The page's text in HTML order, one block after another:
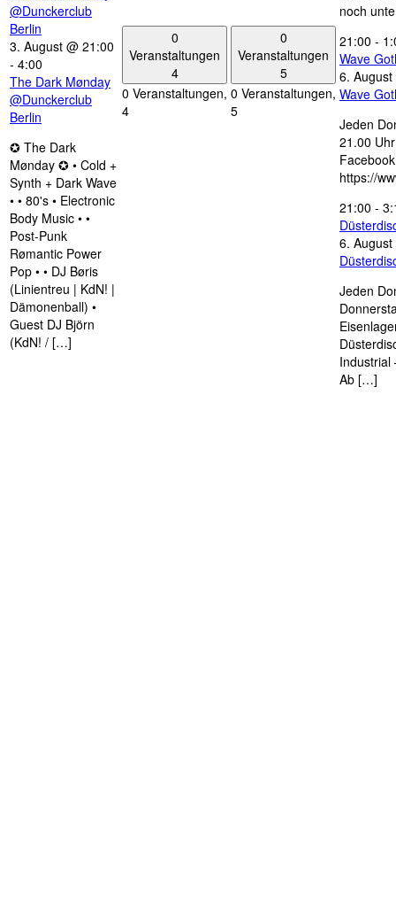
@Dunckerclub
Berlin
3. August @ 21:00
- 4:00
The Dark Mønday
@Dunckerclub
Berlin
✪ The Dark
Mønday ✪ • Cold +
Synth + Dark Wave
• • 80's • Electronic
Body Music • •
Post-Punk
Rømantic Power
Pop • • DJ Børis
(Linientreu | KdN! |
Dämonenball) •
Guest DJ Björn
(KdN! / […]
0
Veranstaltungen
4
0 Veranstaltungen,
4
0
Veranstaltungen
5
0 Veranstaltungen,
5
noch
21:00 -
Wave
6.
Wave
Jeden
21.00
https://
21:00 -
6.
Jeden
Industrial
Ab […]